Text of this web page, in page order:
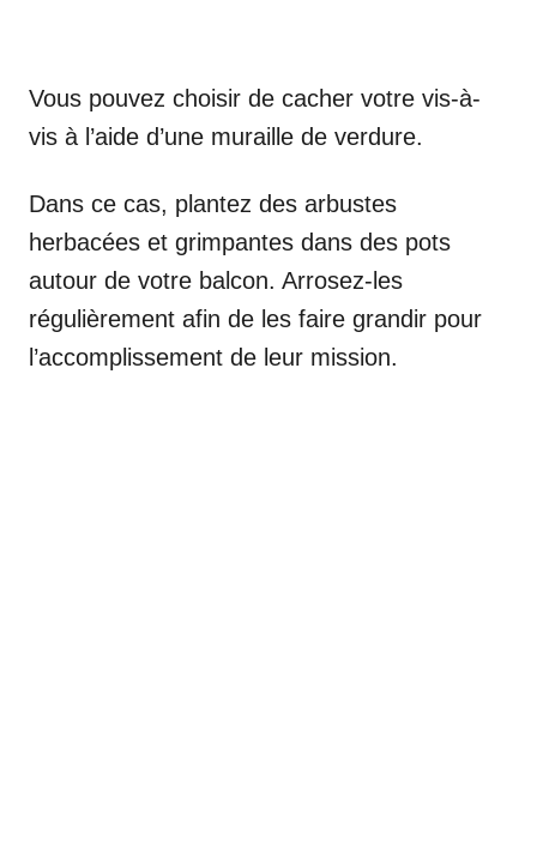
Vous pouvez choisir de cacher votre vis-à-
vis à l’aide d’une muraille de verdure.
Dans ce cas, plantez des arbustes
herbacées et grimpantes dans des pots
autour de votre balcon. Arrosez-les
régulièrement afin de les faire grandir pour
l’accomplissement de leur mission.